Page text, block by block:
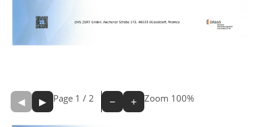
Page 1 / 2 Zoom 100%